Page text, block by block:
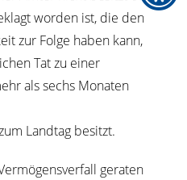
worden ist, die den
zur Folge haben kann,
Tat zu einer
als sechs Monaten
Landtag besitzt.
geraten